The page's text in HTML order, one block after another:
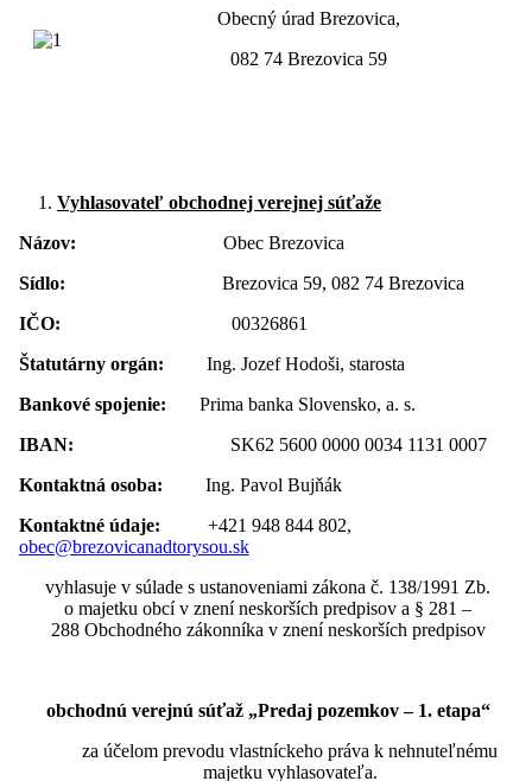
Obecný úrad Brezovica,
082 74 Brezovica 59
Vyhlasovateľ obchodnej verejnej súťaže
Názov: Obec Brezovica
Sídlo: Brezovica 59, 082 74 Brezovica
IČO: 00326861
Štatutárny orgán: Ing. Jozef Hodoši, starosta
Bankové spojenie: Prima banka Slovensko, a. s.
IBAN:
SK62 5600 0000 0034 1131 0007
Kontaktná osoba: Ing. Pavol Bujňák
Kontaktné údaje: +421 948 844 802,
obec@brezovicanadtorysou.sk
vyhlasuje v súlade s ustanoveniami zákona č. 138/1991 Zb.
o majetku obcí v znení neskorších predpisov a § 281 –
288 Obchodného zákonníka v znení neskorších predpisov
obchodnú verejnú súťaž „Predaj pozemkov – 1. etapa“
za účelom prevodu vlastníckeho práva k nehnuteľnému
majetku vyhlasovateľa.